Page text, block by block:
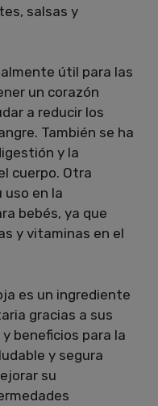
salsas y
útil para las
un corazón
a reducir los
También se ha
y la
cuerpo. Otra
en la
bebés, ya que
y vitaminas en el
es un ingrediente
gracias a sus
beneficios para la
y segura
su